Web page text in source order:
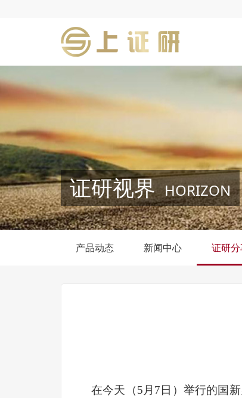
证研视界 HORIZON
产品动态 新闻中心 证研
在今天（5月7日）举行的国